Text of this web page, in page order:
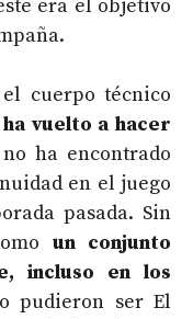
era el objetivo
cuerpo técnico
ha vuelto a hacer
ha encontrado
en el juego
pasada. Sin
un conjunto
incluso en los
pudieron ser El